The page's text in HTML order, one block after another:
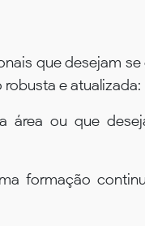
que desejam
e atualizada:
área ou que
formação